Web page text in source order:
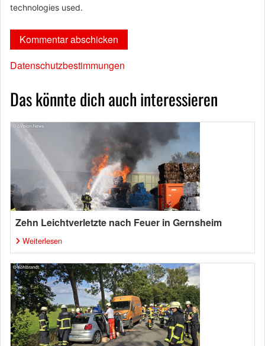
technologies used.
Datenschutzbestimmungen
Das könnte dich auch interessieren
Zehn Leichtverletzte nach Feuer in Gernsheim
Weiterlesen